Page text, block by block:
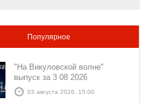
Популярное
"На Викуловской волне"
выпуск за 3 08 2026
03 августа 2026, 15:00